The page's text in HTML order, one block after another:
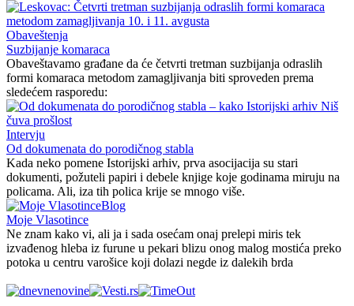
Obaveštenja
Suzbijanje komaraca
Obaveštavamo građane da će četvrti tretman suzbijanja odraslih
formi komaraca metodom zamagljivanja biti sproveden prema
sledećem rasporedu:
Intervju
Od dokumenata do porodičnog stabla
Kada neko pomene Istorijski arhiv, prva asocijacija su stari
dokumenti, požuteli papiri i debele knjige koje godinama miruju na
policama. Ali, iza tih polica krije se mnogo više.
Blog
Moje Vlasotince
Ne znam kako vi, ali ja i sada osećam onaj prelepi miris tek
izvađenog hleba iz furune u pekari blizu onog malog mostića preko
potoka u centru varošice koji dolazi negde iz dalekih brda